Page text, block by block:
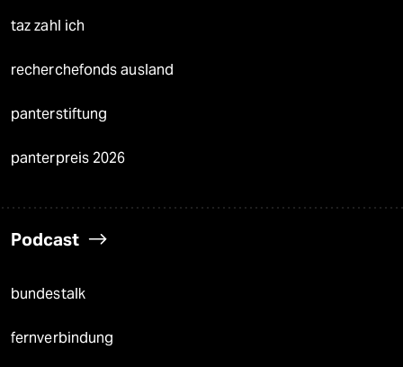
taz zahl ich
recherchefonds ausland
panterstiftung
panterpreis 2026
Podcast
bundestalk
fernverbindung